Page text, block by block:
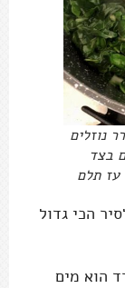
נוזלים
בצד
עז תלם
הכי גדול
הוא מים